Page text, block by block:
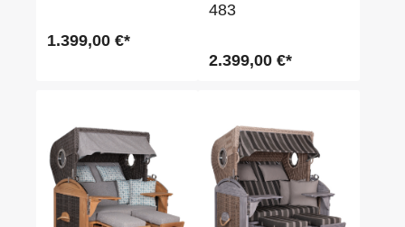
1.399,00 €*
483
2.399,00 €*